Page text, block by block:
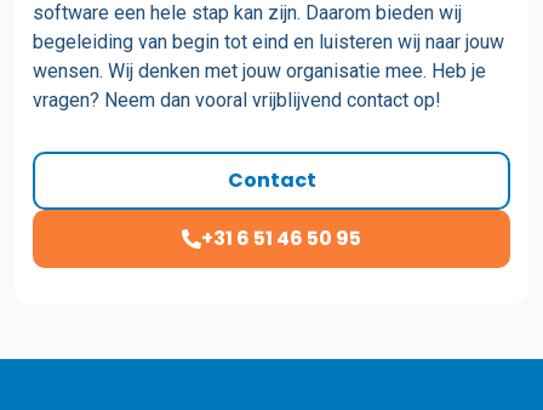
software een hele stap kan zijn. Daarom bieden wij
begeleiding van begin tot eind en luisteren wij naar jouw
wensen. Wij denken met jouw organisatie mee. Heb je
vragen? Neem dan vooral vrijblijvend contact op!
Contact
+31 6 51 46 50 95